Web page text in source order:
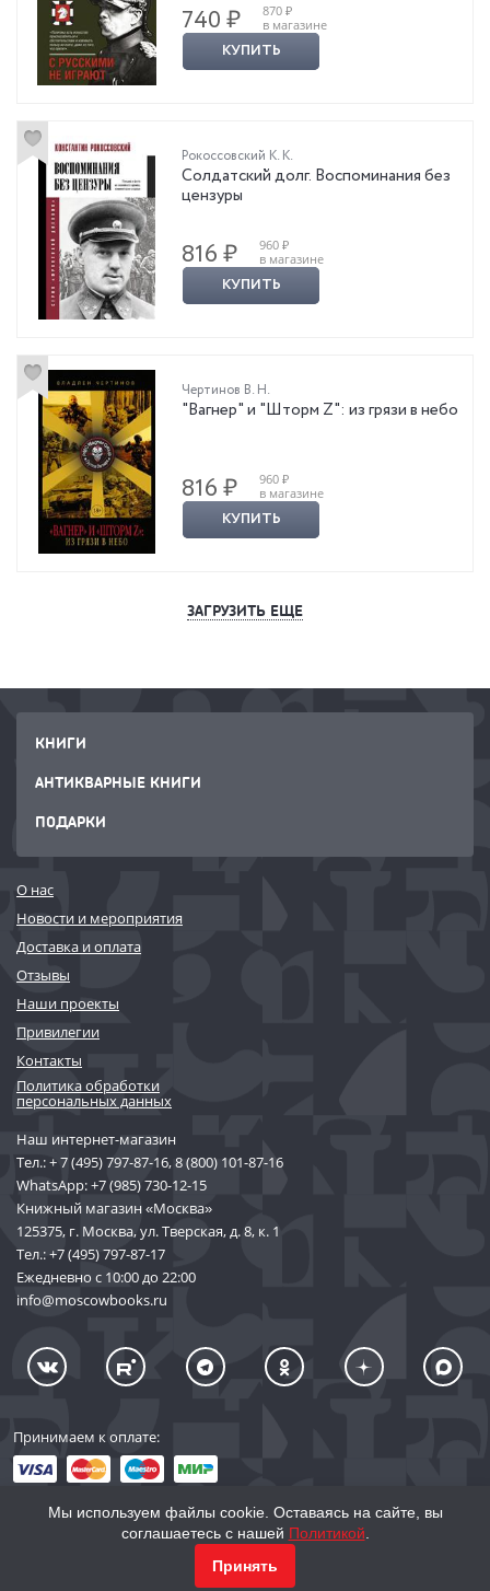
740 ₽
870 ₽
в магазине
КУПИТЬ
Рокоссовский К. К.
Солдатский долг. Воспоминания без
цензуры
816 ₽
960 ₽
в магазине
КУПИТЬ
Чертинов В. Н.
"Вагнер" и "Шторм Z": из грязи в небо
816 ₽
960 ₽
в магазине
КУПИТЬ
ЗАГРУЗИТЬ ЕЩЕ
КНИГИ
АНТИКВАРНЫЕ КНИГИ
ПОДАРКИ
О нас
Новости и мероприятия
Доставка и оплата
Отзывы
Наши проекты
Привилегии
Контакты
Политика обработки
персональных данных
Наш интернет-магазин
Тел.:+ 7 (495) 797-87-16,8 (800) 101-87-16
WhatsApp:+7 (985) 730-12-15
Книжный магазин «Москва»
125375, г. Москва, ул. Тверская, д. 8, к. 1
Тел.:+7 (495) 797-87-17
Ежедневно с 10:00 до 22:00
info@moscowbooks.ru
Принимаем к оплате:
© 2002–2026 «Торговый Дом Книги «МОСКВА»
Мы используем файлы cookie. Оставаясь на сайте, вы
соглашаетесь с нашей Политикой
Принять